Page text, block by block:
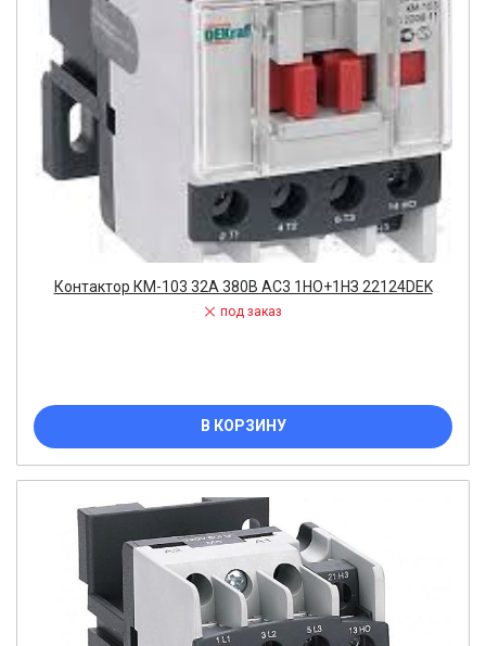
Контактор КМ-103 32А 380В АС3 1НО+1НЗ 22124DEK
под заказ
В КОРЗИНУ